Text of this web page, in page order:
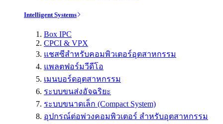
Intelligent Systems
Box IPC
CPCI & VPX
แชสซีสำหรับคอมพิวเตอร์อุตสาหกรรม
แพลตฟอร์มวีดีโอ
เมนบอร์ดอุตสาหกรรม
ระบบขนส่งอัจฉริยะ
ระบบขนาดเล็ก (Compact System)
อุปกรณ์ต่อพ่วงคอมพิวเตอร์ สำหรับอุตสาหกรรม